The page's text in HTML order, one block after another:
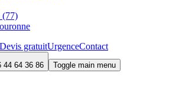
(77)
Devis gratuitUrgenceContact
44 64 36 86 Toggle main menu